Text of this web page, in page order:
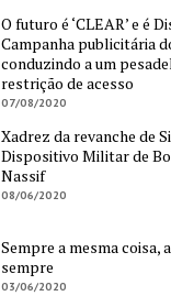
O futuro é ‘CLEAR’ e é
Campanha publicitária
conduzindo a um
restrição de acesso
07/08/2020
Xadrez da revanche de
Dispositivo Militar de
Nassif
08/06/2020
Sempre a mesma coisa,
sempre
03/06/2020